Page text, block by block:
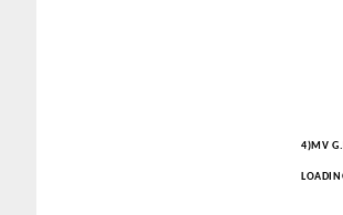
4)MV